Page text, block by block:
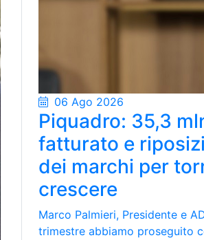
Pikkart è specializzata in soluzioni
06 Ago 2026
Piquadro: 35,3
fatturato e
dei marchi per
crescere
Marco Palmieri, Presidente e
trimestre abbiamo proseguito